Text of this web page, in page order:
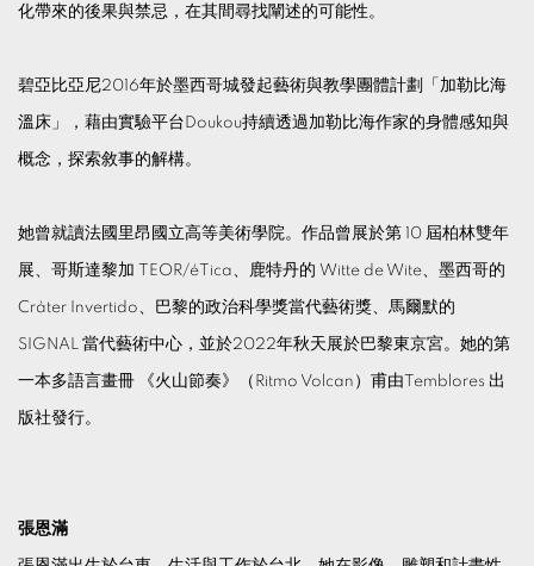
化帶來的後果與禁忌，在其間尋找闡述的可能性。
碧亞比亞尼2016年於墨西哥城發起藝術與教學團體計劃「加勒比海
溫床」，藉由實驗平台Doukou持續透過加勒比海作家的身體感知與
概念，探索敘事的解構。
她曾就讀法國里昂國立高等美術學院。作品曾展於第 10 屆柏林雙年
展、哥斯達黎加 TEOR/éTica、鹿特丹的 Witte de Wite、墨西哥的
Cràter Invertido、巴黎的政治科學獎當代藝術獎、馬爾默的
SIGNAL 當代藝術中心，並於2022年秋天展於巴黎東京宮。她的第
一本多語言畫冊 《火山節奏》（Ritmo Volcan）甫由Temblores 出
版社發行。
張恩滿